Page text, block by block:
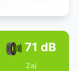
71 dB
Zaj